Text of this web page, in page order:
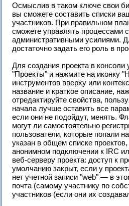
Осмыслив в таком ключе свои
вы сможете составить списки
участников. При правильном
сможете управлять процессами
административными усилиями.
достаточно задать его роль в
Для создания проекта в консоли
"Проекты" и нажмите на иконку
инструментов вверху или
название и краткое описание,
отредактируйте свойства,
начала лучше оставить все
если они не подойдут, менять.
могут ли самостоятельно
пользователи, которые попали
указан в общем списке
анонимном подключении к IRC
веб-серверу проекта: доступ к
умолчанию закрыт, если у
нет учетной записи "web" — в
почта (самому участнику по
участников (если они их